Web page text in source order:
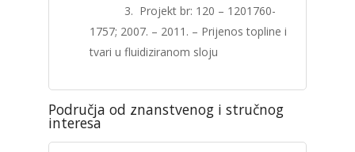
3. Projekt br: 120 – 1201760-
1757; 2007. – 2011. – Prijenos topline i
tvari u fluidiziranom sloju
Područja od znanstvenog i stručnog
interesa